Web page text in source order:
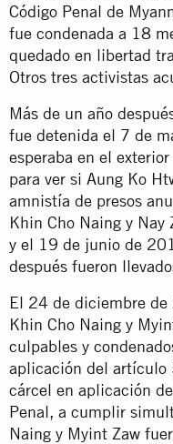
Código Penal de
fue condenada a 18
quedado en libertad
Otros tres activistas
Más de un año
fue detenida el 7 de
esperaba en el
para ver si Aung Ko
amnistía de presos
Khin Cho Naing y Nay
y el 19 de junio de
después fueron
El 24 de diciembre
Khin Cho Naing y
culpables y
aplicación del artículo
cárcel en aplicación
Penal, a cumplir
Naing y Myint Zaw